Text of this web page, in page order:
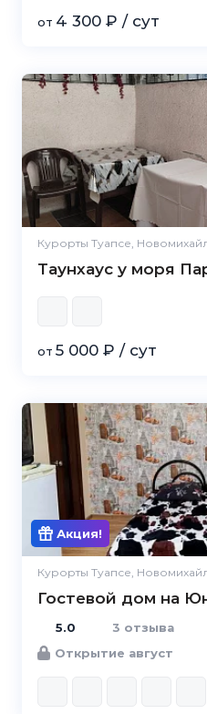
от 4 300 ₽ / сут
Курорты Туапсе,
Таунхаус у моря
от 5 000 ₽ / сут
Акция!
Курорты Туапсе,
Гостевой дом на
5.0
3 отзыва
Открытие август